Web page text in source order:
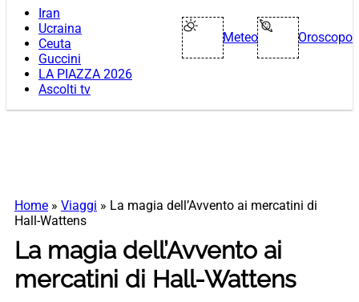
Iran
Ucraina
Ceuta
Guccini
LA PIAZZA 2026
Ascolti tv
Meteo Oroscopo
Home » Viaggi » La magia dell’Avvento ai mercatini di
Hall-Wattens
La magia dell’Avvento ai
mercatini di Hall-Wattens